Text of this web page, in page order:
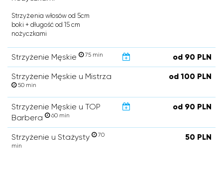
Strzyżenia włosów od 5cm
boki + długość od 15 cm
nożyczkami
Strzyżenie Męskie 75 min od 90 PLN
Strzyżenie Męskie u Mistrza
50 min
od 100 PLN
Strzyżenie Męskie u TOP
Barbera
60 min
od 90 PLN
Strzyżenie u Stażysty
70
min
50 PLN